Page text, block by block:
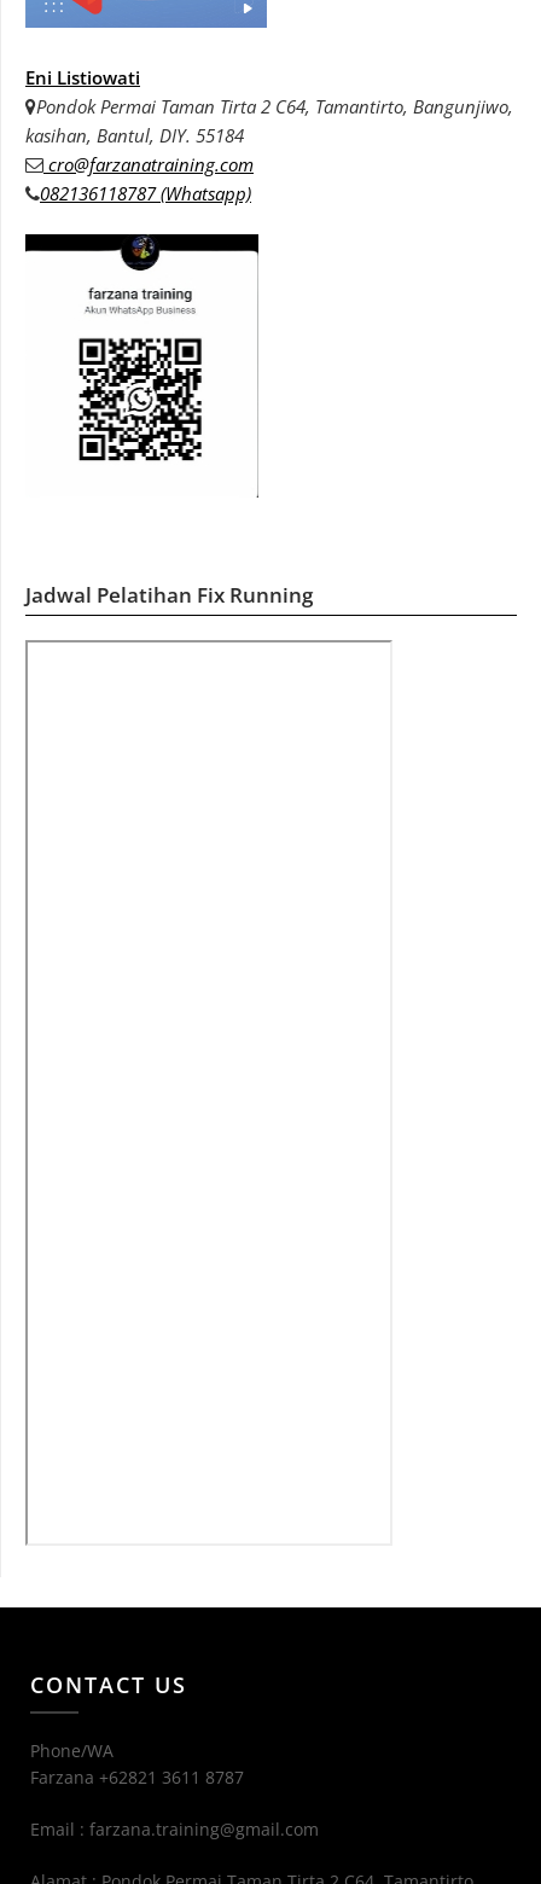
Eni Listiowati
Pondok Permai Taman Tirta 2 C64, Tamantirto, Bangunjiwo,
kasihan, Bantul, DIY. 55184
cro@farzanatraining.com
082136118787 (Whatsapp)
Jadwal Pelatihan Fix Running
CONTACT US
Phone/WA
Farzana +62821 3611 8787
Email : farzana.training@gmail.com